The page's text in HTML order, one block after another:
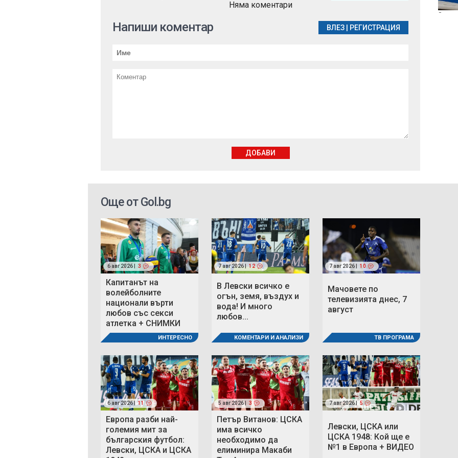
Няма коментари
Напиши коментар ВЛЕЗ РЕГИСТРАЦИЯ
ДОБАВИ
Още от Gol.bg
6 авг 2026 | 3
Капитанът на
волейболните
национали върти
любов със секси
атлетка + СНИМКИ
ИНТЕРЕСНО
7 авг 2026 | 12
В Левски всичко е
огън, земя, въздух и
вода! И много
любов...
КОМЕНТАРИ И АНАЛИЗИ
7 авг 2026 | 10
Мачовете по
телевизията днес, 7
август
ТВ ПРОГРАМА
6 авг 2026 | 11
Европа разби най-
големия мит за
българския футбол:
Левски, ЦСКА и ЦСКА
5 авг 2026 | 3
Петър Витанов: ЦСКА
има всичко
необходимо да
елиминира Макаби
7 авг 2026 | 5
Левски, ЦСКА или
ЦСКА 1948: Кой ще е
№1 в Европа + ВИДЕО